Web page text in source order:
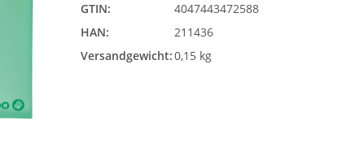
GTIN:
4047443472588
HAN:
211436
Versandgewicht:0,15 kg